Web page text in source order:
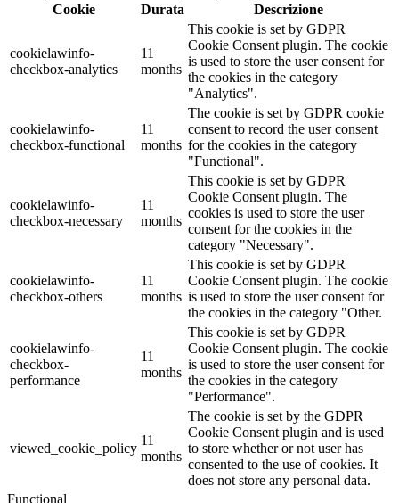
Cookie
Durata Descrizione
cookielawinfo-
checkbox-analytics
11
months
This cookie is set by GDPR
Cookie Consent plugin. The cookie
is used to store the user consent for
the cookies in the category
"Analytics".
cookielawinfo-
checkbox-functional
11
months
The cookie is set by GDPR cookie
consent to record the user consent
for the cookies in the category
"Functional".
cookielawinfo-
checkbox-necessary
11
months
This cookie is set by GDPR
Cookie Consent plugin. The
cookies is used to store the user
consent for the cookies in the
category "Necessary".
cookielawinfo-
checkbox-others
11
months
This cookie is set by GDPR
Cookie Consent plugin. The cookie
is used to store the user consent for
the cookies in the category "Other.
cookielawinfo-
checkbox-
performance
11
months
This cookie is set by GDPR
Cookie Consent plugin. The cookie
is used to store the user consent for
the cookies in the category
"Performance".
viewed_cookie_policy
11
months
The cookie is set by the GDPR
Cookie Consent plugin and is used
to store whether or not user has
consented to the use of cookies. It
does not store any personal data.
Functional